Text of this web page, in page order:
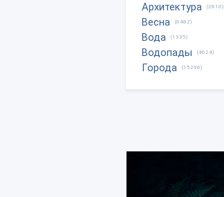
Архитектура (2816)
Весна (6482)
Вода (1335)
Водопады (4624)
Города (15296)